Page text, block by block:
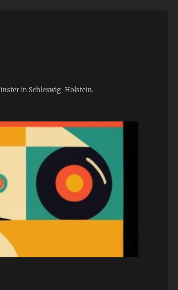
in Schleswig-Holstein.